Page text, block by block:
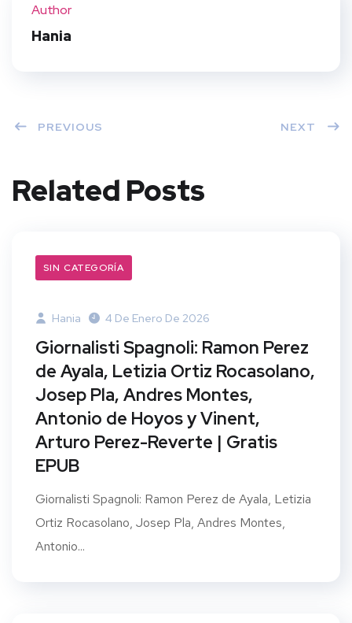
Author
Hania
PREVIOUS NEXT
Related Posts
SIN CATEGORÍA
Hania 4 De Enero De 2026
Giornalisti Spagnoli: Ramon Perez
de Ayala, Letizia Ortiz Rocasolano,
Josep Pla, Andres Montes,
Antonio de Hoyos y Vinent,
Arturo Perez-Reverte | Gratis
EPUB
Giornalisti Spagnoli: Ramon Perez de Ayala, Letizia
Ortiz Rocasolano, Josep Pla, Andres Montes,
Antonio...